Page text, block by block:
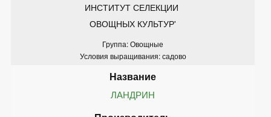
ИНСТИТУТ СЕЛЕКЦИИ
ОВОЩНЫХ КУЛЬТУР'
Группа: Овощные
Условия выращивания: садово
ЛАНДРИН